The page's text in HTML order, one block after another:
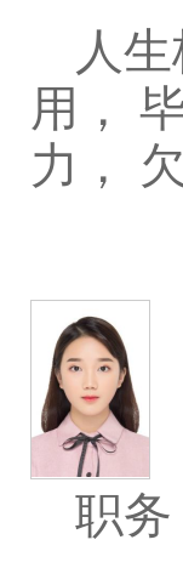
人
用，
力，
职务